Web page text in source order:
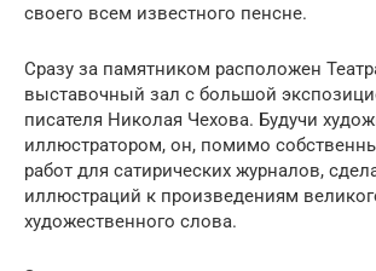
своего всем известного пенсне.
Сразу за памятником расположен
выставочный зал с большой
писателя Николая Чехова. Будучи
иллюстратором, он, помимо
работ для сатирических журналов,
иллюстраций к произведениям
художественного слова.